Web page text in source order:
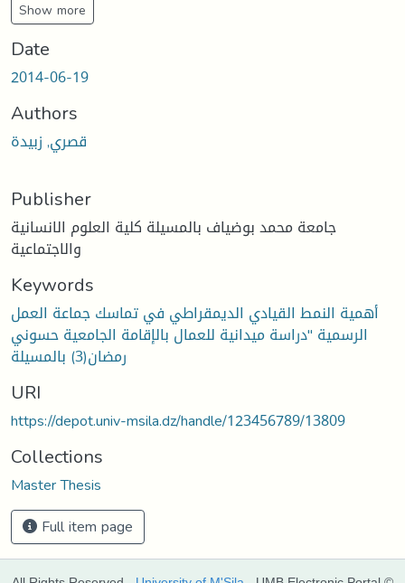
Show more
Date
2014-06-19
Authors
قصري, زبيدة
Publisher
جامعة محمد بوضياف بالمسيلة كلية العلوم الانسانية
والاجتماعية
Keywords
أهمية النمط القيادي الديمقراطي في تماسك جماعة العمل
الرسمية "دراسة ميدانية للعمال بالإقامة الجامعية حسوني
رمضان(3) بالمسيلة
URI
https://depot.univ-msila.dz/handle/123456789/13809
Collections
Master Thesis
Full item page